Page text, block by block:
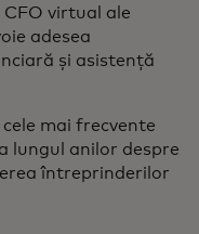
CFO virtual ale
adesea
și asistență
mai frecvente
lungul anilor despre
întreprinderilor